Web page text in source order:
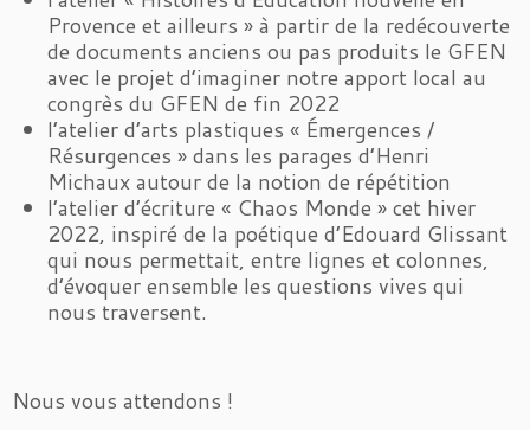
Provence et ailleurs » à partir de la redécouverte
de documents anciens ou pas produits le GFEN
avec le projet d’imaginer notre apport local au
congrès du GFEN de fin 2022
l’atelier d’arts plastiques « Émergences /
Résurgences » dans les parages d’Henri
Michaux autour de la notion de répétition
l’atelier d’écriture « Chaos Monde » cet hiver
2022, inspiré de la poétique d’Edouard Glissant
qui nous permettait, entre lignes et colonnes,
d’évoquer ensemble les questions vives qui
nous traversent.
Nous vous attendons !